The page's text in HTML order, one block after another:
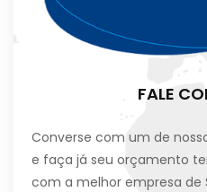
FALE
Converse com um de
e faça já seu orçamento
com a melhor empresa de